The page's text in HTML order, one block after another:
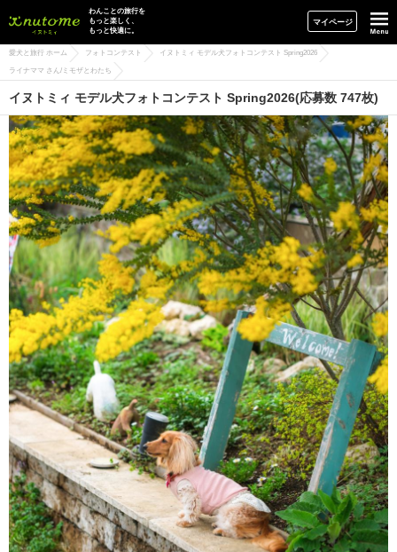
イヌトミィ
わんことの旅行を
もっと楽しく、
もっと快適に。
マイページ
愛犬と旅行 ホーム フォトコンテスト イヌトミィ モデル犬フォトコンテスト Spring2026
ライナママ さん/ミモザとわたち
イヌトミィ モデル犬フォトコンテスト Spring2026(応募数 747枚)